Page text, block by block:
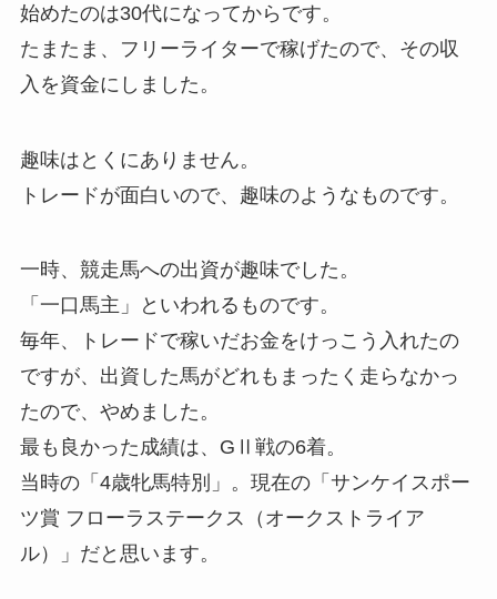
始めたのは30代になってからです。
たまたま、フリーライターで稼げたので、その収
入を資金にしました。
趣味はとくにありません。
トレードが面白いので、趣味のようなものです。
一時、競走馬への出資が趣味でした。
「一口馬主」といわれるものです。
毎年、トレードで稼いだお金をけっこう入れたの
ですが、出資した馬がどれもまったく走らなかっ
たので、やめました。
最も良かった成績は、GⅡ戦の6着。
当時の「4歳牝馬特別」。現在の「サンケイスポー
ツ賞 フローラステークス（オークストライア
ル）」だと思います。